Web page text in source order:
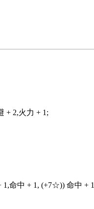
+ 2,火力 + 1;
命中 + 1, (+7☆)) 命中 +